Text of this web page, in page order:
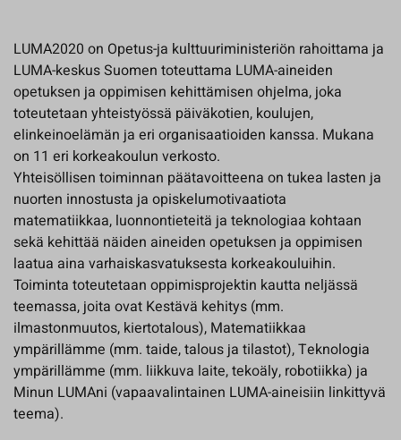
LUMA2020 on Opetus-ja kulttuuriministeriön rahoittama ja
LUMA-keskus Suomen toteuttama LUMA-aineiden
opetuksen ja oppimisen kehittämisen ohjelma, joka
toteutetaan yhteistyössä päiväkotien, koulujen,
elinkeinoelämän ja eri organisaatioiden kanssa. Mukana
on 11 eri korkeakoulun verkosto.
Yhteisöllisen toiminnan päätavoitteena on tukea lasten ja
nuorten innostusta ja opiskelumotivaatiota
matematiikkaa, luonnontieteitä ja teknologiaa kohtaan
sekä kehittää näiden aineiden opetuksen ja oppimisen
laatua aina varhaiskasvatuksesta korkeakouluihin.
Toiminta toteutetaan oppimisprojektin kautta neljässä
teemassa, joita ovat Kestävä kehitys (mm.
ilmastonmuutos, kiertotalous), Matematiikkaa
ympärillämme (mm. taide, talous ja tilastot), Teknologia
ympärillämme (mm. liikkuva laite, tekoäly, robotiikka) ja
Minun LUMAni (vapaavalintainen LUMA-aineisiin linkittyvä
teema).